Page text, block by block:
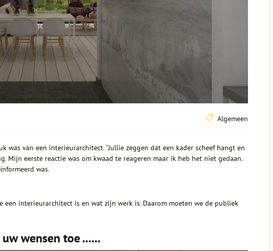
Algemeen
van een interieurarchitect. “Jullie zeggen dat een kader scheef hangt en
Mijn eerste reactie was om kwaad te reageren maar ik heb het niet gedaan.
was.
interieurarchitect is en wat zijn werk is. Daarom moeten we de publiek
wensen toe ……